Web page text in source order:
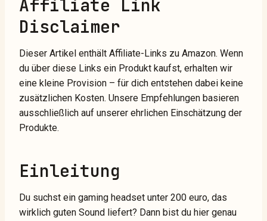
Affiliate Link
Disclaimer
Dieser Artikel enthält Affiliate-Links zu Amazon. Wenn
du über diese Links ein Produkt kaufst, erhalten wir
eine kleine Provision – für dich entstehen dabei keine
zusätzlichen Kosten. Unsere Empfehlungen basieren
ausschließlich auf unserer ehrlichen Einschätzung der
Produkte.
Einleitung
Du suchst ein gaming headset unter 200 euro, das
wirklich guten Sound liefert? Dann bist du hier genau